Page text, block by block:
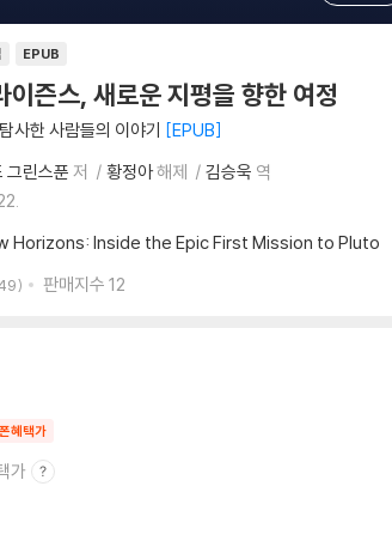
EPUB
이즌스, 새로운 지평을 향한 여정
사한 사람들의 이야기 EPUB
그린스푼 저 황정아해제 김승욱 역
Horizons: Inside the Epic First Mission to Pluto
판매지수 12
혜택가
가